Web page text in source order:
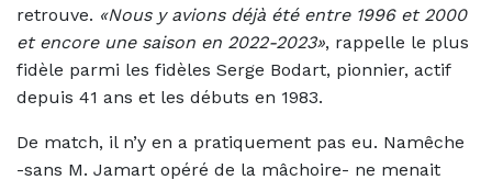
retrouve. «Nous y avions déjà été entre 1996 et 2000
et encore une saison en 2022-2023», rappelle le plus
fidèle parmi les fidèles Serge Bodart, pionnier, actif
depuis 41 ans et les débuts en 1983.
De match, il n’y en a pratiquement pas eu. Namêche
-sans M. Jamart opéré de la mâchoire- ne menait